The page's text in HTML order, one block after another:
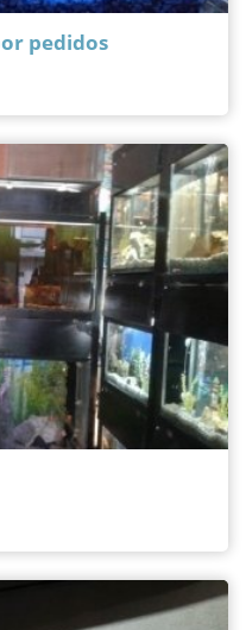
pedidos